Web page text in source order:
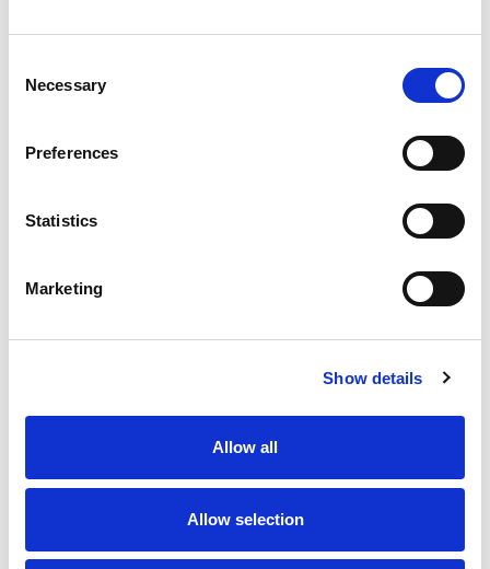
Selection
Necessary
Preferences
Statistics
Marketing
Show details
Allow all
Allow selection